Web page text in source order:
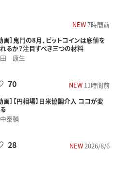
NEW7時間前
画］鬼門の8月、ビットコインは底値を
るか？注目すべき三つの材料
康生
NEW11時間前
70
画］【円相場】日米協調介入 ココが変
泰輔
NEW2026/8/6
28